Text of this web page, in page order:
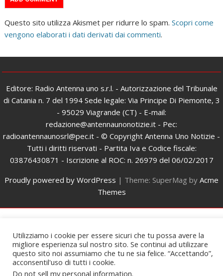
Questo sito utilizza Akismet per ridurre lo spam.Scopri come
vengono elaborati i dati derivati dai commenti.
Editore: Radio Antenna uno s.r.l. - Autorizzazione del Tribunale
di Catania n. 7 del 1994 Sede legale: Via Principe Di Piemonte, 3
- 95029 Viagrande (CT) - E-mail:
redazione@antennaunonotizie.it - Pec:
radioantennaunosrl@pec.it - © Copyright Antenna Uno Notizie -
Tutti i diritti riservati - Partita Iva e Codice fiscale:
03876430871 - Iscrizione al ROC: n. 26979 del 06/02/2017
Proudly powered by WordPress | Theme: SuperMag by Acme
Themes
Utilizziamo i cookie per essere sicuri che tu possa avere la
migliore esperienza sul nostro sito. Se continui ad utilizzare
questo sito noi assumiamo che tu ne sia felice. “Accettando”,
acconsentil'uso di tutti i cookie.
Do not sell my personal information.